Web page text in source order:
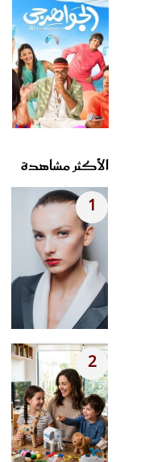
الأكثر مشاهدة
1
2